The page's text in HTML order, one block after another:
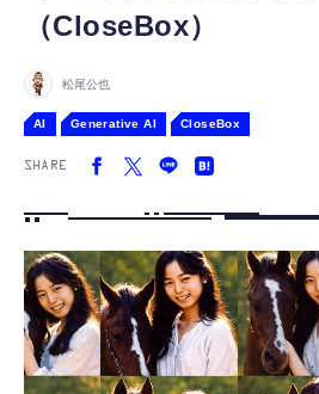
カルチャー
FOLLOW US
（CloseBox）
松尾公也
AI Generative AI CloseBox
SHARE